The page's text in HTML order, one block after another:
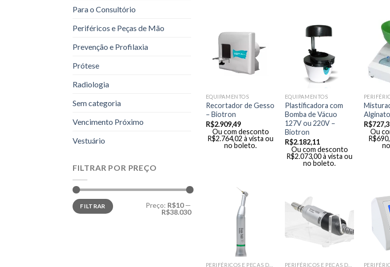
Para o Consultório
Periféricos e Peças de Mão
Prevenção e Profilaxia
Prótese
Radiologia
Sem categoria
Vencimento Próximo
Vestuário
FILTRAR POR PREÇO
Preço
mínimo
Preço
máximo
FILTRAR Preço: R$10—
R$38.030
EQUIPAMENTOS
Recortador de Gesso
– Biotron
R$2.909,49
Ou com desconto
R$2.764,02 à vista ou
no boleto.
EQUIPAMENTOS
Plastificadora com
Bomba de Vácuo
127V ou 220V –
Biotron
R$2.182,11
Ou com desconto
R$2.073,00à vista ou
no boleto.
R$
Ou
R$